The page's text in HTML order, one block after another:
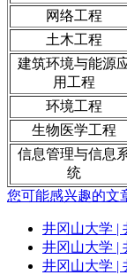
网络工程
土木工程
建筑环境与能源
用工程
环境工程
生物医学工程
信息管理与信息
统
您可能感兴趣的文
井冈山大学 |
井冈山大学 |
井冈山大学 |